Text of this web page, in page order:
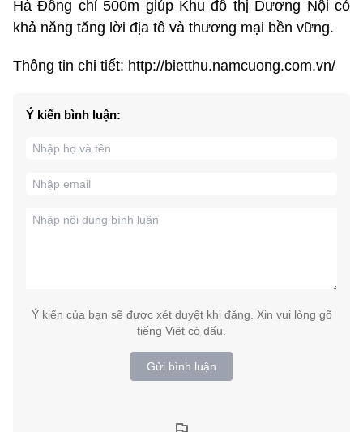
Hà Đông chỉ 500m giúp Khu đô thị Dương Nội có
khả năng tăng lời địa tô và thương mại bền vững.
Thông tin chi tiết: http://bietthu.namcuong.com.vn/
Ý kiến bình luận:
Ý kiến của bạn sẽ được xét duyệt khi đăng. Xin vui lòng gõ
tiếng Việt có dấu.
Gửi bình luận